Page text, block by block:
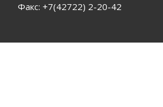
Факс: +7(42722) 2-20-42